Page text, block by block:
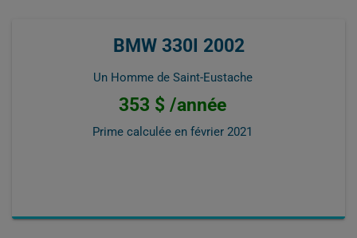
BMW 330I 2002
Un Homme de Saint-Eustache
353 $ /année
Prime calculée en février 2021